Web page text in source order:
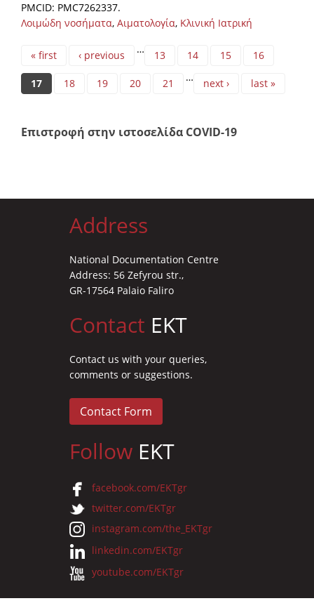
PMCID: PMC7262337.
Λοιμώδη νοσήματα, Αιματολογία, Κλινική Ιατρική
Pages
« first ‹ previous … 13 14 15 16
17 18 19 20 21 … next › last »
Επιστροφή στην ιστοσελίδα COVID-19
Address
National Documentation Centre
Address: 56 Zefyrou str.,
GR-17564 Palaio Faliro
Contact EKT
Contact us with your queries,
comments or suggestions.
Contact Form
Follow EKT
facebook.com/EKTgr
twitter.com/EKTgr
instagram.com/the_EKTgr
linkedin.com/EKTgr
youtube.com/EKTgr